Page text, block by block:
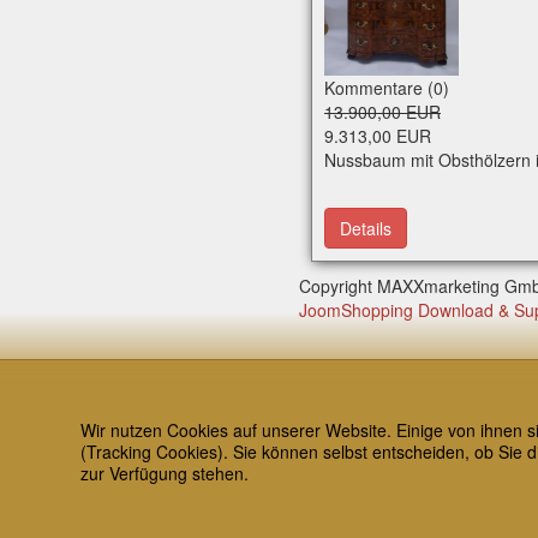
Kommentare (0)
13.900,00 EUR
9.313,00 EUR
Nussbaum mit Obsthölzern
Details
Copyright MAXXmarketing
JoomShopping Download &
News
Wir nutzen Cookies auf unserer Website. Einige von
(Tracking Cookies). Sie können selbst entscheiden, ob
zur Verfügung stehen.